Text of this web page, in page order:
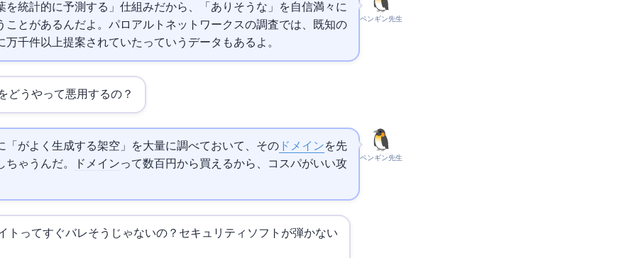
ペンギン先生
葉を統計的に予測する」仕組みだから、「ありそうな 」を自信満々に
ことがあるんだよ。パロアルトネットワークスの調査では、既知の
に1万3千件以上提案されていたっていうデータもあるよ。
どうやって悪用するの？
ペンギン先生
AIがよく生成する架空 」を大量に調べておいて、その ドメインを先
ちゃうんだ。
ドメインって数百円から買えるから、コスパがいい攻
トってすぐバレそうじゃないの？セキュリティソフトが弾かない